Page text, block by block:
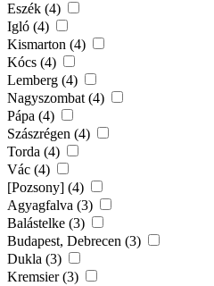
Eszék (4)
Igló (4)
Kismarton (4)
Kócs (4)
Lemberg (4)
Nagyszombat (4)
Pápa (4)
Szászrégen (4)
Torda (4)
Vác (4)
[Pozsony] (4)
Agyagfalva (3)
Balástelke (3)
Budapest, Debrecen (3)
Dukla (3)
Kremsier (3)